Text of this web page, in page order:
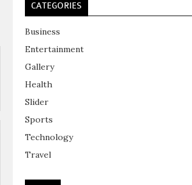
CATEGORIES
Business
Entertainment
Gallery
Health
Slider
Sports
Technology
Travel